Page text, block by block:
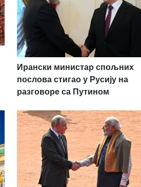
Ирански министар спољних
послова стигао у Русију на
разговоре са Путином